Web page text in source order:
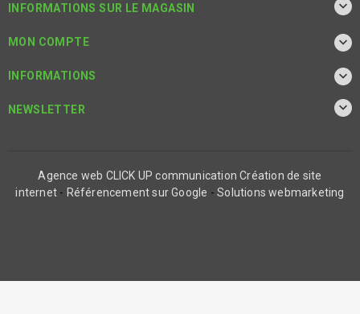
INFORMATIONS SUR LE MAGASIN 
MON COMPTE 
INFORMATIONS 
NEWSLETTER 
Agence web CLICK UP communication Création de site
internet - Référencement sur Google -Solutions webmarketing